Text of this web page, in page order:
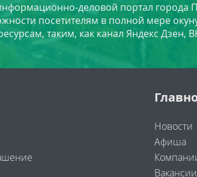
деловой портал города
посетителям в полной мере
таким, как канал Яндекс Дзен,
Новости
Афиша
Вакансии